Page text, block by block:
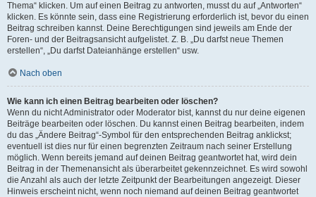
Thema“ klicken. Um auf einen Beitrag zu antworten, musst du auf „Antworten“
klicken. Es könnte sein, dass eine Registrierung erforderlich ist, bevor du einen
Beitrag schreiben kannst. Deine Berechtigungen sind jeweils am Ende der
Foren- und der Beitragsansicht aufgelistet. Z. B. „Du darfst neue Themen
erstellen“, „Du darfst Dateianhänge erstellen“ usw.
Nach oben
Wie kann ich einen Beitrag bearbeiten oder löschen?
Wenn du nicht Administrator oder Moderator bist, kannst du nur deine eigenen
Beiträge bearbeiten oder löschen. Du kannst einen Beitrag bearbeiten, indem
du das „Ändere Beitrag“-Symbol für den entsprechenden Beitrag anklickst;
eventuell ist dies nur für einen begrenzten Zeitraum nach seiner Erstellung
möglich. Wenn bereits jemand auf deinen Beitrag geantwortet hat, wird dein
Beitrag in der Themenansicht als überarbeitet gekennzeichnet. Es wird sowohl
die Anzahl als auch der letzte Zeitpunkt der Bearbeitungen angezeigt. Dieser
Hinweis erscheint nicht, wenn noch niemand auf deinen Beitrag geantwortet